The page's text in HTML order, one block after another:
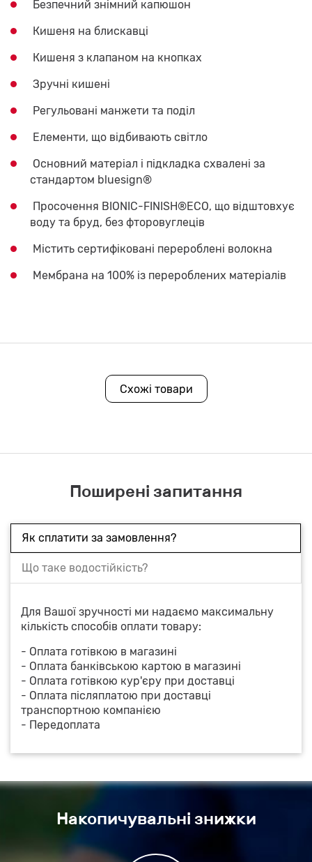
Безпечний знімний капюшон
Кишеня на блискавці
Кишеня з клапаном на кнопках
Зручні кишені
Регульовані манжети та поділ
Елементи, що відбивають світло
Основний матеріал і підкладка схвалені за
стандартом bluesign®
Просочення BIONIC-FINISH®ECO, що відштовхує
воду та бруд, без фторовуглеців
Містить сертифіковані перероблені волокна
Мембрана на 100% із перероблених матеріалів
Схожі товари
Поширені запитання
Як сплатити за замовлення?
Що таке водостійкість?
Для Вашої зручності ми надаємо максимальну
кількість способів оплати товару:
- Оплата готівкою в магазині
- Оплата банківською картою в магазині
- Оплата готівкою кур'єру при доставці
- Оплата післяплатою при доставці
транспортною компанією
- Передоплата
Накопичувальні знижки